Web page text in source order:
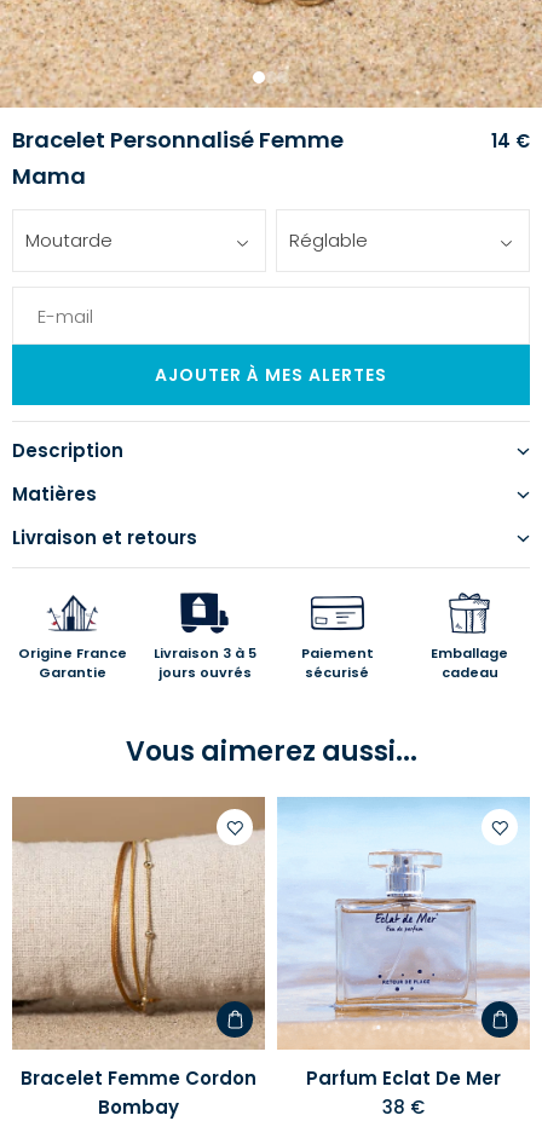
1 23
Bracelet Personnalisé Femme
Mama
14 €
Moutarde Réglable
Description
Matières
Livraison et retours
Origine France
Garantie
Livraison 3 à 5
jours ouvrés
Paiement
sécurisé
Emballage
cadeau
Vous aimerez aussi...
Ajouter
à
votre
liste
d'envies
Bracelet Femme Cordon
Bombay
Parfum Eclat De Mer
38 €